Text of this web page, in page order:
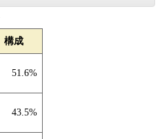
構成
51.6%
43.5%